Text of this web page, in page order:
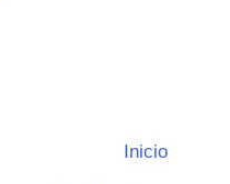
Inicio